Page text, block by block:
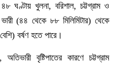
ঘণ্টায় খুলনা, বরিশাল, চট্টগ্রাম ও
(৪৪ থেকে ৮৮ মিলিমিটার) থেকে
বর্ষণ হতে পারে।
বৃষ্টিপাতের কারণে চট্টগ্রাম